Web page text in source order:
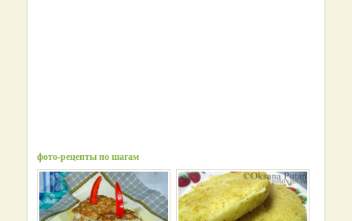
фото-рецепты по шагам